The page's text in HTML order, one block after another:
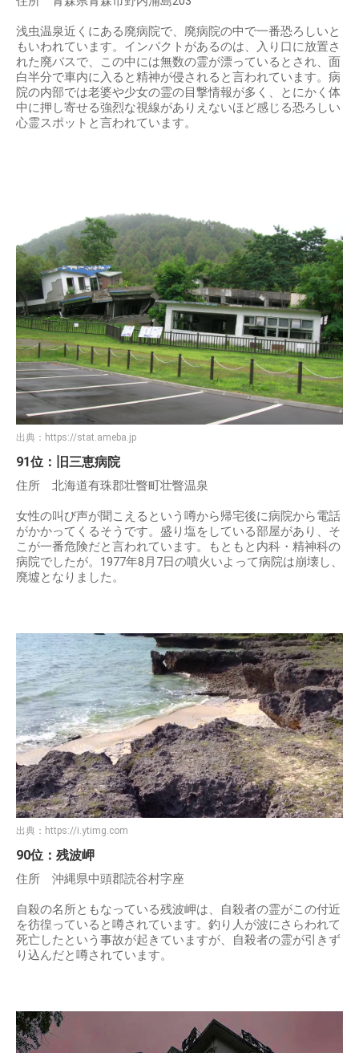
浅虫温泉近くにある廃病院で、廃病院の中で一番恐ろしいと
もいわれています。インパクトがあるのは、入り口に放置さ
れた廃バスで、この中には無数の霊が漂っているとされ、面
白半分で車内に入ると精神が侵されると言われています。病
院の内部では老婆や少女の霊の目撃情報が多く、とにかく体
中に押し寄せる強烈な視線がありえないほど感じる恐ろしい
心霊スポットと言われています。
出典： https://stat.ameba.jp
91位：旧三恵病院
住所 北海道有珠郡壮瞥町壮瞥温泉
女性の叫び声が聞こえるという噂から帰宅後に病院から電話
がかかってくるそうです。盛り塩をしている部屋があり、そ
こが一番危険だと言われています。もともと内科・精神科の
病院でしたが。1977年8月7日の噴火いよって病院は崩壊し、
廃墟となりました。
出典： https://i.ytimg.com
90位：残波岬
住所 沖縄県中頭郡読谷村字座
自殺の名所ともなっている残波岬は、自殺者の霊がこの付近
を彷徨っていると噂されています。釣り人が波にさらわれて
死亡したという事故が起きていますが、自殺者の霊が引きず
り込んだと噂されています。